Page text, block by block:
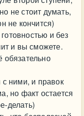
не стоит думать,
не кончится)
и без
и вы сможете.
обязательно
с ними, и правок
но факт остается
делать)